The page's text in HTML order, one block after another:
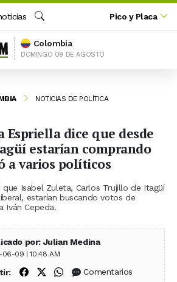
Buscar
Pico y Placa
Colombia
DOMINGO 09 DE AGOSTO
NOTICIAS DE POLÍTICA
Espriella dice que desde
estarían comprando
a varios políticos
que Isabel Zuleta, Carlos Trujillo de Itagüí
estarían buscando votos de
Iván Cepeda.
por: Julian Medina
06-09 | 10:48 AM
Compartir en Facebook
Compartir en X (Twitter)
Compartir en WhatsApp
Comentarios